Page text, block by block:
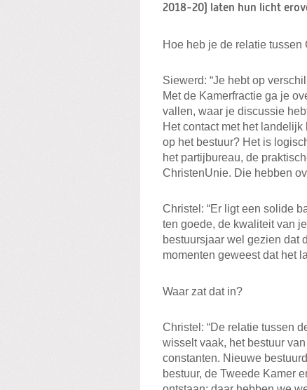
2018-20) laten hun licht
Hoe heb je de relatie
Siewerd: “Je hebt op
Met de Kamerfractie ga je
vallen, waar je discussie
Het contact met het
op het bestuur? Het is
het partijbureau, de
ChristenUnie. Die hebben
Christel: “Er ligt een solide
ten goede, de kwaliteit van
bestuursjaar wel gezien dat
momenten geweest dat het
Waar zat dat in?
Christel: “De relatie tussen
wisselt vaak, het bestuur
constanten. Nieuwe
bestuur, de Tweede Kamer